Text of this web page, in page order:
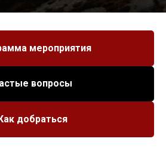
мероприятия
вопросы
добраться